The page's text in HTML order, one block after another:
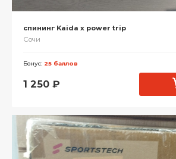
спининг Kaida x power trip
Сочи
Бонус: 25 баллов
1 250 ₽